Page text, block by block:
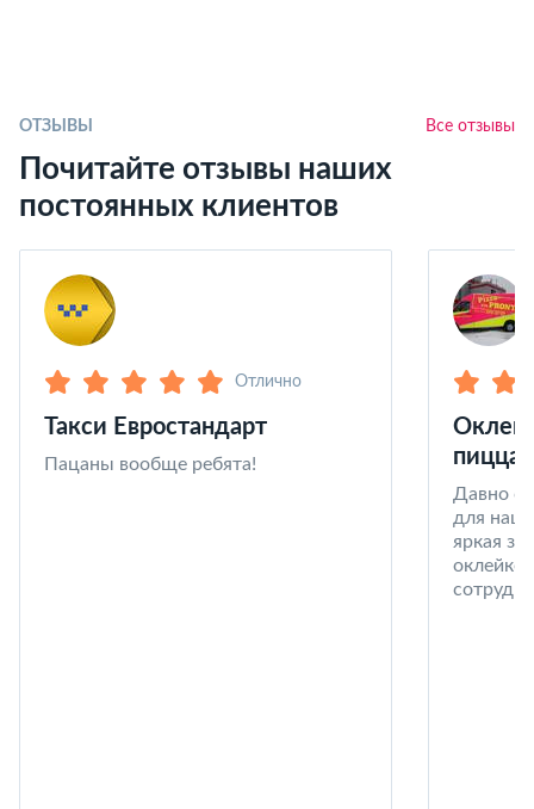
ОТЗЫВЫ Все отзывы
Почитайте отзывы наших
постоянных клиентов
Отлично
Такси Евростандарт
Пацаны вообще ребята!
пицца
Давно
для
яркая
оклейке